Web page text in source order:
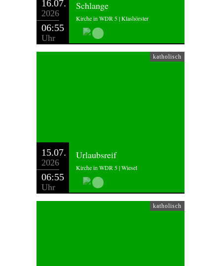
16.07.
2026
06:55
Uhr
Schlange
Kirche in WDR 5 | Klashörster
katholisch
15.07.
2026
06:55
Uhr
Urlaubsreif
Kirche in WDR 5 | Wiesel
katholisch